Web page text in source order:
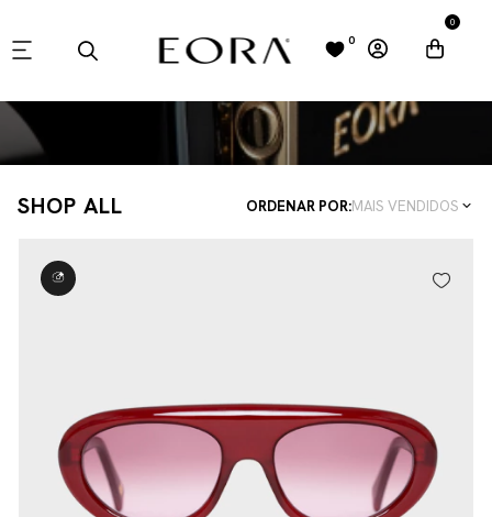
0
0
SHOP ALL ORDENAR POR:MAIS VENDIDOS